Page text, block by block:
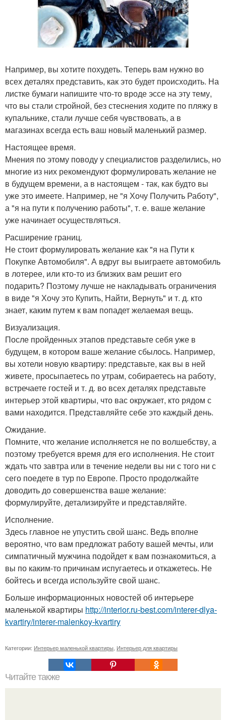
Например, вы хотите похудеть. Теперь вам нужно во
всех деталях представить, как это будет происходить. На
листке бумаги напишите что-то вроде эссе на эту тему,
что вы стали стройной, без стеснения ходите по пляжу в
купальнике, стали лучше себя чувствовать, а в
магазинах всегда есть ваш новый маленький размер.
Настоящее время.
Мнения по этому поводу у специалистов разделились, но
многие из них рекомендуют формулировать желание не
в будущем времени, а в настоящем - так, как будто вы
уже это имеете. Например, не "я Хочу Получить Работу",
а "я на пути к получению работы", т. е. ваше желание
уже начинает осуществляться.
Расширение границ.
Не стоит формулировать желание как "я на Пути к
Покупке Автомобиля". А вдруг вы выиграете автомобиль
в лотерее, или кто-то из близких вам решит его
подарить? Поэтому лучше не накладывать ограничения
в виде "я Хочу это Купить, Найти, Вернуть" и т. д. кто
знает, каким путем к вам попадет желаемая вещь.
Визуализация.
После пройденных этапов представьте себя уже в
будущем, в котором ваше желание сбылось. Например,
вы хотели новую квартиру: представьте, как вы в ней
живете, просыпаетесь по утрам, собираетесь на работу,
встречаете гостей и т. д. во всех деталях представьте
интерьер этой квартиры, что вас окружает, кто рядом с
вами находится. Представляйте себе это каждый день.
Ожидание.
Помните, что желание исполняется не по волшебству, а
поэтому требуется время для его исполнения. Не стоит
ждать что завтра или в течение недели вы ни с того ни с
сего поедете в тур по Европе. Просто продолжайте
доводить до совершенства ваше желание:
формулируйте, детализируйте и представляйте.
Исполнение.
Здесь главное не упустить свой шанс. Ведь вполне
вероятно, что вам предложат работу вашей мечты, или
симпатичный мужчина подойдет к вам познакомиться, а
вы по каким-то причинам испугаетесь и откажетесь. Не
бойтесь и всегда используйте свой шанс.
Больше информационных новостей об интерьере
маленькой квартиры http://interior.ru-best.com/interer-dlya-
kvartiry/interer-malenkoy-kvartiry
Категории: Интерьер маленькой квартиры Интерьер для квартиры
Читайте также